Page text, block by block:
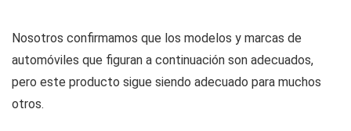
Nosotros confirmamos que los modelos y marcas de
automóviles que figuran a continuación son adecuados,
pero este producto sigue siendo adecuado para muchos
otros.